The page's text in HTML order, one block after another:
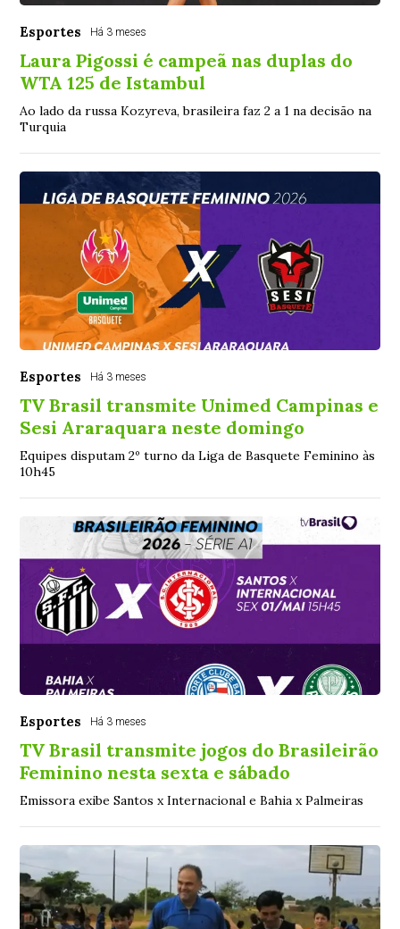
Esportes Há 3 meses
Laura Pigossi é campeã nas duplas do
WTA 125 de Istambul
Ao lado da russa Kozyreva, brasileira faz 2 a 1 na decisão na
Turquia
Esportes Há 3 meses
TV Brasil transmite Unimed Campinas e
Sesi Araraquara neste domingo
Equipes disputam 2º turno da Liga de Basquete Feminino às
10h45
Esportes Há 3 meses
TV Brasil transmite jogos do Brasileirão
Feminino nesta sexta e sábado
Emissora exibe Santos x Internacional e Bahia x Palmeiras